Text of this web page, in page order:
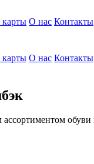
карты О нас Контакты
карты О нас Контакты